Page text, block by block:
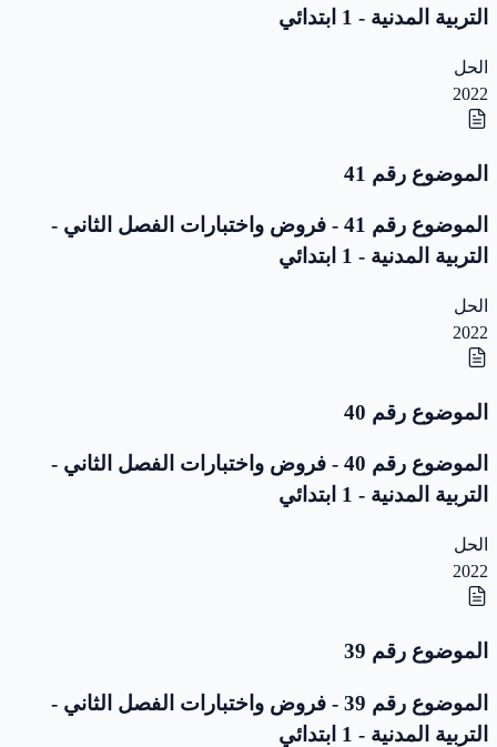
التربية المدنية - 1 ابتدائي
الحل
2022
الموضوع رقم 41
الموضوع رقم 41 - فروض واختبارات الفصل الثاني -
التربية المدنية - 1 ابتدائي
الحل
2022
الموضوع رقم 40
الموضوع رقم 40 - فروض واختبارات الفصل الثاني -
التربية المدنية - 1 ابتدائي
الحل
2022
الموضوع رقم 39
الموضوع رقم 39 - فروض واختبارات الفصل الثاني -
التربية المدنية - 1 ابتدائي